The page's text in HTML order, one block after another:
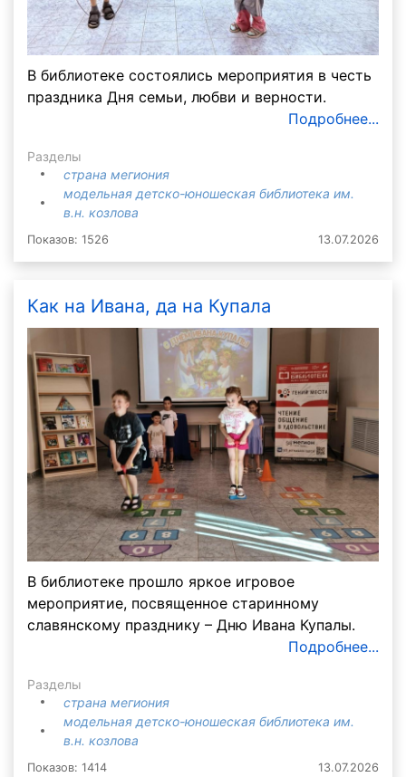
В библиотеке состоялись мероприятия в честь
праздника Дня семьи, любви и верности.
Подробнее...
Разделы
страна мегиония
модельная детско-юношеская библиотека им.
в.н. козлова
Показов: 1526 13.07.2026
Как на Ивана, да на Купала
В библиотеке прошло яркое игровое
мероприятие, посвященное старинному
славянскому празднику – Дню Ивана Купалы.
Подробнее...
Разделы
страна мегиония
модельная детско-юношеская библиотека им.
в.н. козлова
Показов: 1414 13.07.2026